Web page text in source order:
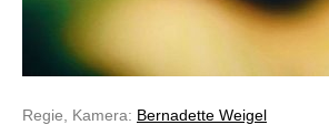
Regie, Kamera: Bernadette Weigel